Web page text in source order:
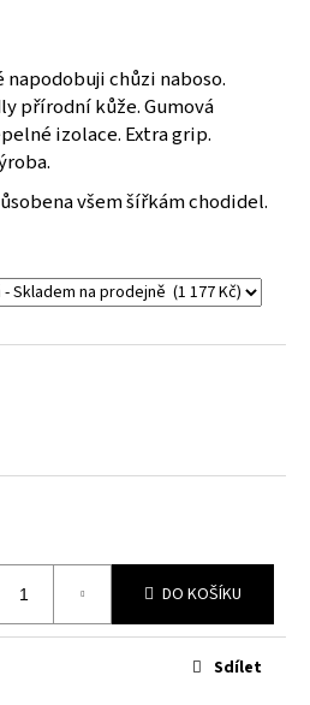
chůzi naboso.
přírodní kůže. Gumová
izolace. Extra grip.
všem šířkám chodidel.
DO KOŠÍKU
Sdílet